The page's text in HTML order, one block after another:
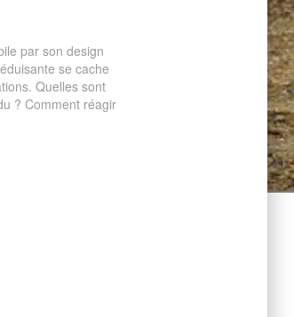
par son design
se cache
Quelles sont
? Comment réagir